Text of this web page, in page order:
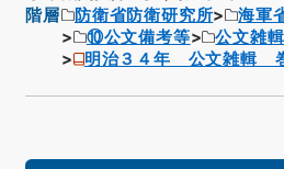
階層 防衛省防衛研究所
海軍
⑩公文備考等
公文雑輯
明治３４年 公文雑輯